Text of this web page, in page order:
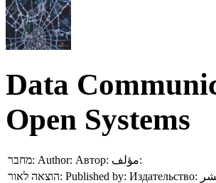
Data
Open Systems
מחבר: Author: Автор: مؤلف:
הוצאה לאור: Published by: Издательство: